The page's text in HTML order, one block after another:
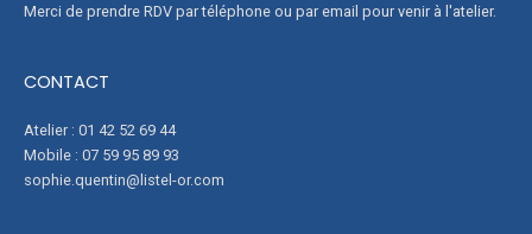
Merci de prendre RDV par téléphone ou par email pour venir à l'atelier.
CONTACT
Atelier : 01 42 52 69 44
Mobile : 07 59 95 89 93
sophie.quentin@listel-or.com